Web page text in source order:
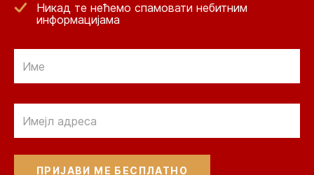
Никад те нећемо спамовати небитним
информацијама